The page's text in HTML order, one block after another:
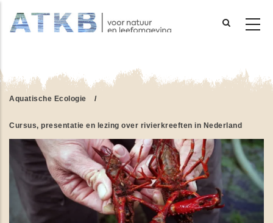
naar
de
inhoud
Aquatische Ecologie /
Cursus, presentatie en lezing over rivierkreeften in Nederland